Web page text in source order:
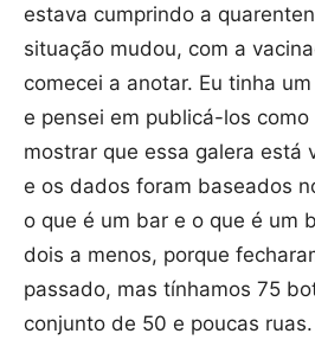
estava cumprindo a
situação mudou, com a
comecei a anotar. Eu tinha
e pensei em publicá-los
mostrar que essa galera está
e os dados foram baseados
o que é um bar e o que é um
dois a menos, porque
passado, mas tínhamos 75
conjunto de 50 e poucas